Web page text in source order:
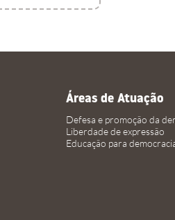
Áreas de Atuação
Defesa e promoção da
Liberdade de expressão
Educação para